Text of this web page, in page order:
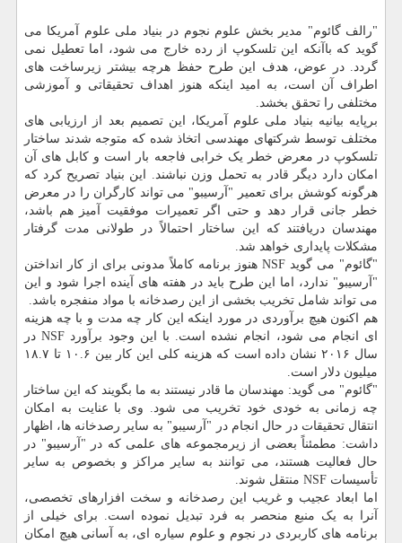
"رالف گائوم" مدیر بخش علوم نجوم در بنیاد ملی علوم آمریکا می
گوید که باآنکه این تلسکوپ از رده خارج می شود، اما تعطیل نمی
گردد. در عوض، هدف این طرح حفظ هرچه بیشتر زیرساخت های
اطراف آن است، به امید اینکه هنوز اهداف تحقیقاتی و آموزشی
مختلفی را تحقق بخشد.
برپایه بیانیه بنیاد ملی علوم آمریکا، این تصمیم بعد از ارزیابی های
مختلف توسط شرکتهای مهندسی اتخاذ شده که متوجه شدند ساختار
تلسکوپ در معرض خطر یک خرابی فاجعه بار است و کابل های آن
امکان دارد دیگر قادر به تحمل وزن نباشند. این بنیاد تصریح کرد که
هرگونه کوشش برای تعمیر "آرسیبو" می تواند کارگران را در معرض
خطر جانی قرار دهد و حتی اگر تعمیرات موفقیت آمیز هم باشد،
مهندسان دریافتند که این ساختار احتمالاً در طولانی مدت گرفتار
مشکلات پایداری خواهد شد.
"گائوم" می گوید NSF هنوز برنامه کاملاً مدونی برای از کار انداختن
"آرسیبو" ندارد، اما این طرح باید در هفته های آینده اجرا شود و این
می تواند شامل تخریب بخشی از این رصدخانه با مواد منفجره باشد.
هم اکنون هیچ برآوردی در مورد اینکه این کار چه مدت و با چه هزینه
ای انجام می شود، انجام نشده است. با این وجود برآورد NSF در
سال ۲۰۱۶ نشان داده است که هزینه کلی این کار بین ۱۰.۶ تا ۱۸.۷
میلیون دلار است.
"گائوم" می گوید: مهندسان ما قادر نیستند به ما بگویند که این ساختار
چه زمانی به خودی خود تخریب می شود. وی با عنایت به امکان
انتقال تحقیقات در حال انجام در "آرسیبو" به سایر رصدخانه ها، اظهار
داشت: مطمئناً بعضی از زیرمجموعه های علمی که در "آرسیبو" در
حال فعالیت هستند، می توانند به سایر مراکز و بخصوص به سایر
تأسیسات NSF منتقل شوند.
اما ابعاد عجیب و غریب این رصدخانه و سخت افزارهای تخصصی،
آنرا به یک منبع منحصر به فرد تبدیل نموده است. برای خیلی از
برنامه های کاربردی در نجوم و علوم سیاره ای، به آسانی هیچ امکان